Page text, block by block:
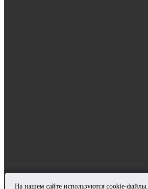
На нашем сайте используются cookie-файлы.